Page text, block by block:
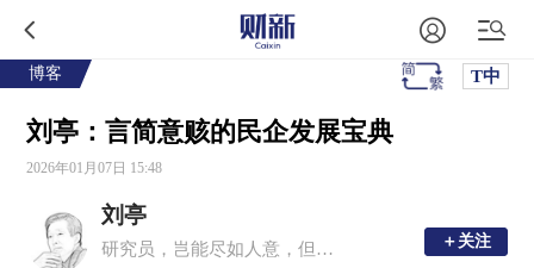
博客 T中
刘亭：言简意赅的民企发展宝典
2026年01月07日 15:48
刘亭
研究员，岂能尽如人意，但求无愧我心 ＋关注
＋关注